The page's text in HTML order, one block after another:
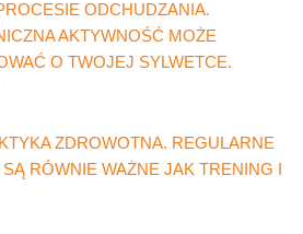
ODCHUDZANIA.
AKTYWNOŚĆ MOŻE
O TWOJEJ SYLWETCE.
ZDROWOTNA. REGULARNE
SĄ RÓWNIE WAŻNE JAK TRENING I